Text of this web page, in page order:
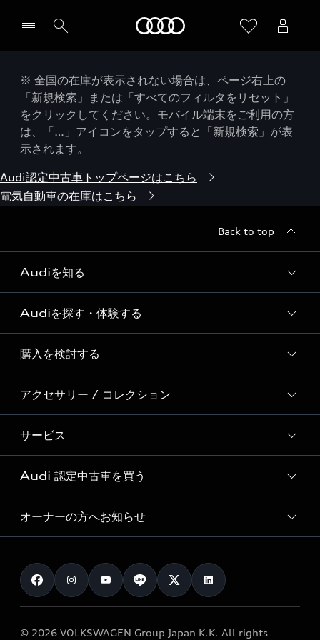
※ 全国の在庫が表示されない場合は、ページ右上の
「新規検索」または「すべてのフィルタをリセット」
をクリックしてください。モバイル端末をご利用の方
は、「…」アイコンをタップすると「新規検索」が表
示されます。
Audi認定中古車トップページはこちら
電気自動車の在庫はこちら
Back to top
Audiを知る
Audi ブランド
Story of Progress
Audi Sport
Formula 1®
デジタルサービス
Audiを探す・体験する
ディーラー検索
新車在庫検索
試乗車・展示車検索
見積り依頼
試乗予約
購入を検討する
モデル一覧
特別仕様モデル / 限定モデル
e-tronラインアップ
価格シミュレーション
車両比較
カタログ一覧
アクセサリー / コレクション
純正アクセサリー
オンラインショップ
Audi collection
アウディナビアプリ
サービス
サービス入庫予約
サービスプログラム
メンテナンス
車検 / 定期点検
e-tronアフターサポート
Audi 認定中古車を買う
Audi認定中古車
クオリティ
保証
メンテナンス
オーナーの方へお知らせ
お知らせ
オーナー様向けキャンペーン
© 2026 VOLKSWAGEN Group Japan K.K. All rights